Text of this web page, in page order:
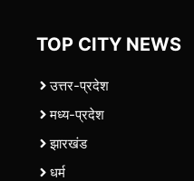
TOP CITY NEWS
उत्तर-प्रदेश
मध्य-प्रदेश
झारखंड
धर्म